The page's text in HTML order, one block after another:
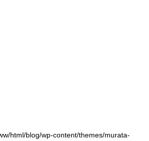
html/blog/wp-content/themes/murata-